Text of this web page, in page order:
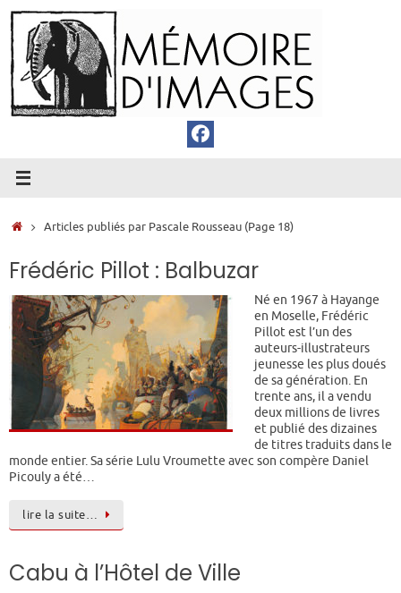
Passer
au
contenu
Accueil
Articles publiés par Pascale Rousseau (Page 18)
Frédéric Pillot : Balbuzar
Né en 1967 à Hayange
en Moselle, Frédéric
Pillot est l’un des
auteurs-illustrateurs
jeunesse les plus doués
de sa génération. En
trente ans, il a vendu
deux millions de livres
et publié des dizaines
de titres traduits dans le
monde entier. Sa série Lulu Vroumette avec son compère Daniel
Picouly a été…
lire la suite…
Cabu à l’Hôtel de Ville